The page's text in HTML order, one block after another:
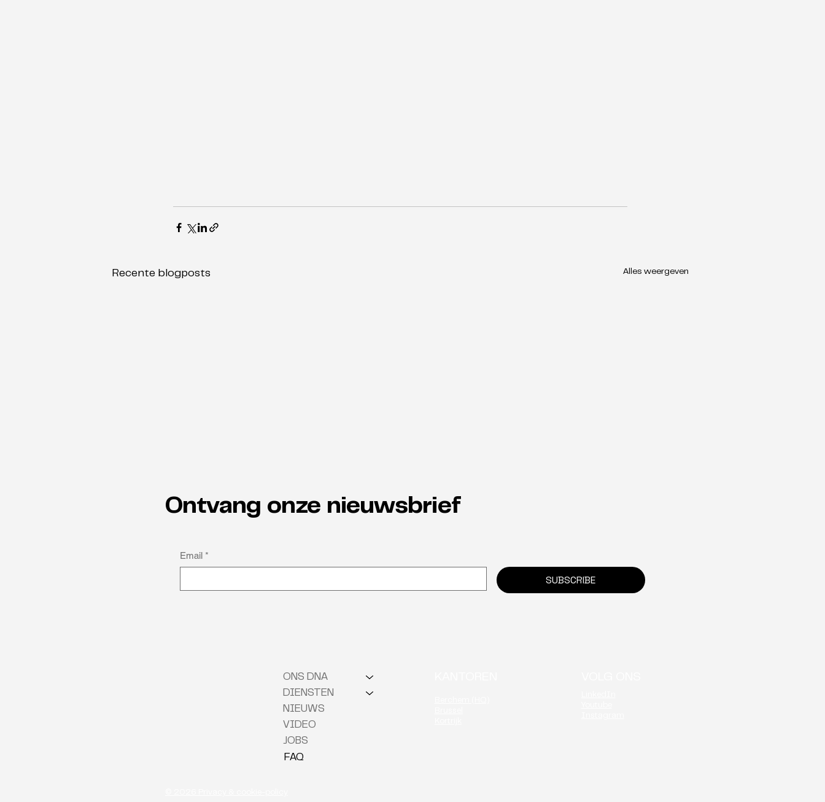
Recente blogposts Alles weergeven
Anders denken als kracht:
autisme en topsport
Waarom neuro-inclusie de
retentie is
Van onboarding tot
onmisbaar: ZAS getuigt
Ontvang onze nieuwsbrief
Email *
SUBSCRIBE
ONS DNA
DIENSTEN
NIEUWS
VIDEO
JOBS
FAQ